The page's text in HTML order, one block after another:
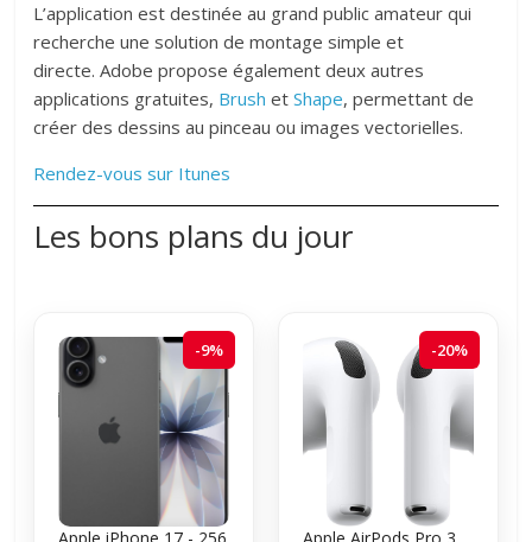
L’application est destinée au grand public amateur qui
recherche une solution de montage simple et
directe. Adobe propose également deux autres
applications gratuites, Brush etShape, permettant de
créer des dessins au pinceau ou images vectorielles.
Rendez-vous sur Itunes
Les bons plans du jour
-9% -20%